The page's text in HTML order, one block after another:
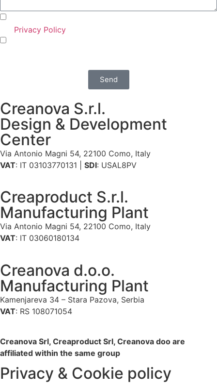
Privacy Policy
Send
Creanova S.r.l.
Design & Development
Center
Via Antonio Magni 54, 22100 Como, Italy
VAT: IT 03103770131 | SDI: USAL8PV
Creaproduct S.r.l.
Manufacturing Plant
Via Antonio Magni 54, 22100 Como, Italy
VAT: IT 03060180134
Creanova d.o.o.
Manufacturing Plant
Kamenjareva 34 – Stara Pazova, Serbia
VAT: RS 108071054
Creanova Srl, Creaproduct Srl, Creanova doo are
affiliated within the same group
Privacy & Cookie policy